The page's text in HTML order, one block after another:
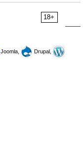
18+
Joomla,
Drupal,